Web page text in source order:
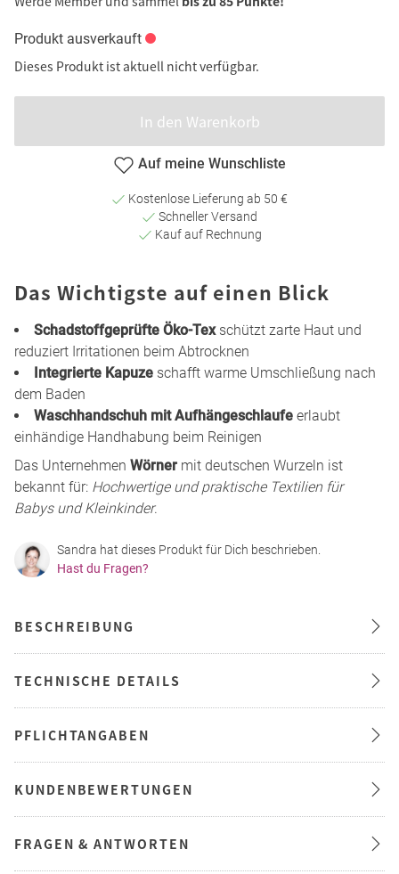
Produkt ausverkauft
Dieses Produkt ist aktuell nicht verfügbar.
In den Warenkorb
Auf meine Wunschliste
Kostenlose Lieferung ab 50 €
Schneller Versand
Kauf auf Rechnung
Das Wichtigste auf einen Blick
Schadstoffgeprüfte Öko-Texschützt zarte Haut und
reduziert Irritationen beim Abtrocknen
Integrierte Kapuze schafft warme Umschließung nach
dem Baden
Waschhandschuh mit Aufhängeschlaufe erlaubt
einhändige Handhabung beim Reinigen
Das Unternehmen Wörner mit deutschen Wurzeln ist
bekannt für: Hochwertige und praktische Textilien für
Babys und Kleinkinder.
Sandra hat dieses Produkt für Dich beschrieben.
Hast du Fragen?
BESCHREIBUNG
TECHNISCHE DETAILS
PFLICHTANGABEN
KUNDENBEWERTUNGEN
FRAGEN & ANTWORTEN